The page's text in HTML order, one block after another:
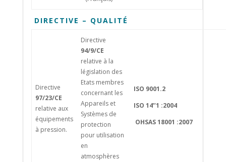
DIRECTIVE – QUALITÉ
Directive
97/23/CE
relative aux
équipements
à pression.
Directive
94/9/CE
relative à la
législation des
Etats membres
concernant les
Appareils et
Systèmes de
protection
pour utilisation
en
atmosphères
ISO 9001.2
ISO 14’’1 :2004
OHSAS 18001 :2007